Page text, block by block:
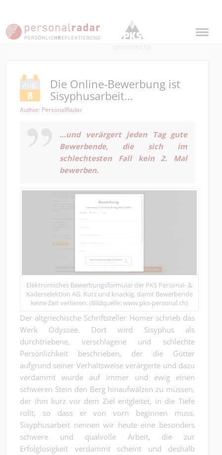
Aug.
8
Die Online-Bewerbung ist
Sisyphusarbeit…
Author: PersonalRadar
…und verärgert jeden Tag gute
Bewerbende, die sich im
schlechtesten Fall kein 2. Mal
bewerben.
Elektronisches Bewerbungsformular der PKS Personal- &
Kaderselektion AG. Kurz und knackig, damit Bewerbende
keine Zeit verlieren. (Bildquelle: www.pks-personal.ch)
Der altgriechische Schriftsteller Homer schrieb das
Werk Odyssee. Dort wird Sisyphus als
durchtriebene, verschlagene und schlechte
Persönlichkeit beschrieben, der die Götter
aufgrund seiner Verhaltsweise verärgerte und dazu
verdammt wurde auf immer und ewig einen
schweren Stein den Berg hinaufwälzen zu müssen,
der ihm kurz vor dem Ziel entgleitet, in die Tiefe
rollt, so dass er von vorn beginnen muss.
Sisyphusarbeit nennen wir heute eine besonders
schwere und qualvolle Arbeit, die zur
Erfolglosigkeit verdammt scheint und deshalb